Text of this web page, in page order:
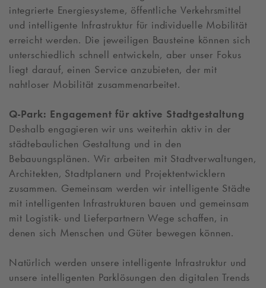
integrierte Energiesysteme, öffentliche Verkehrsmittel
und intelligente Infrastruktur für individuelle Mobilität
erreicht werden. Die jeweiligen Bausteine können sich
unterschiedlich schnell entwickeln, aber unser Fokus
liegt darauf, einen Service anzubieten, der mit
nahtloser Mobilität zusammenarbeitet.
Q-Park: Engagement für aktive Stadtgestaltung
Deshalb engagieren wir uns weiterhin aktiv in der
städtebaulichen Gestaltung und in den
Bebauungsplänen. Wir arbeiten mit Stadtverwaltungen,
Architekten, Stadtplanern und Projektentwicklern
zusammen. Gemeinsam werden wir intelligente Städte
mit intelligenten Infrastrukturen bauen und gemeinsam
mit Logistik- und Lieferpartnern Wege schaffen, in
denen sich Menschen und Güter bewegen können.
Natürlich werden unsere intelligente Infrastruktur und
unsere intelligenten Parklösungen den digitalen Trends